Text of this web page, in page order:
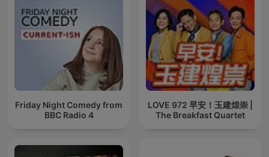
Friday Night Comedy from
BBC Radio 4
LOVE 972 早安！玉建煌崇 |
The Breakfast Quartet